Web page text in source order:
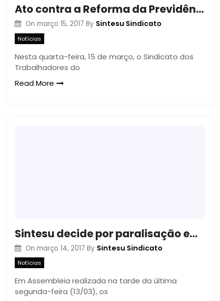
Ato contra a Reforma da Previdência
On março 15, 2017 By Sintesu Sindicato
Notícias
Nesta quarta-feira, 15 de março, o Sindicato dos
Trabalhadores do
Read More
Sintesu decide por paralisação em 15 de março
On março 14, 2017 By Sintesu Sindicato
Notícias
Em Assembleia realizada na tarde da última
segunda-feira (13/03), os